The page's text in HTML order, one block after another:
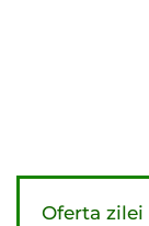
Oferta zilei